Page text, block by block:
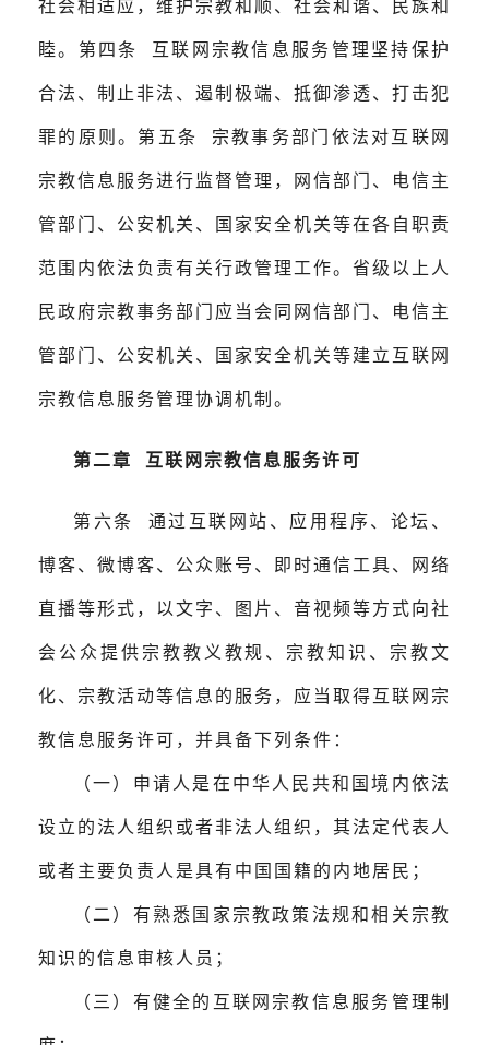
社会相适应，维护宗教和顺、社会和谐、民族和
睦。第四条 互联网宗教信息服务管理坚持保护
合法、制止非法、遏制极端、抵御渗透、打击犯
罪的原则。第五条 宗教事务部门依法对互联网
宗教信息服务进行监督管理，网信部门、电信主
管部门、公安机关、国家安全机关等在各自职责
范围内依法负责有关行政管理工作。省级以上人
民政府宗教事务部门应当会同网信部门、电信主
管部门、公安机关、国家安全机关等建立互联网
宗教信息服务管理协调机制。
第二章 互联网宗教信息服务许可
第六条 通过互联网站、应用程序、论坛、
博客、微博客、公众账号、即时通信工具、网络
直播等形式，以文字、图片、音视频等方式向社
会公众提供宗教教义教规、宗教知识、宗教文
化、宗教活动等信息的服务，应当取得互联网宗
教信息服务许可，并具备下列条件：
（一）申请人是在中华人民共和国境内依法
设立的法人组织或者非法人组织，其法定代表人
或者主要负责人是具有中国国籍的内地居民；
（二）有熟悉国家宗教政策法规和相关宗教
知识的信息审核人员；
（三）有健全的互联网宗教信息服务管理制